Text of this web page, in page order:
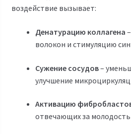
воздействие вызывает:
Денатурацию коллагена
волокон и стимуляцию
Сужение сосудов–
улучшение
Активацию
отвечающих за